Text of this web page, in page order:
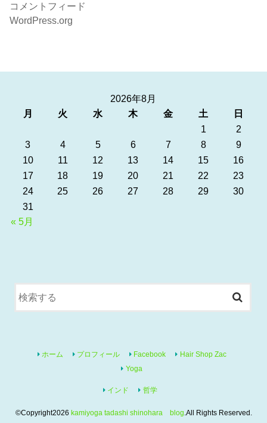
コメントフィード
WordPress.org
2026年8月
月
火 水 木 金 土
日
1
2
3
4 5 6 7 8
9
10
11 12 13 14 15
16
17
18 19 20 21 22
23
24
25 26 27 28 29
30
31
« 5月
ホーム プロフィール Facebook
Hair Shop Zac
Yoga
インド 哲学
©Copyright2026 kamiyoga tadashi shinohara blog .All Rights Reserved.